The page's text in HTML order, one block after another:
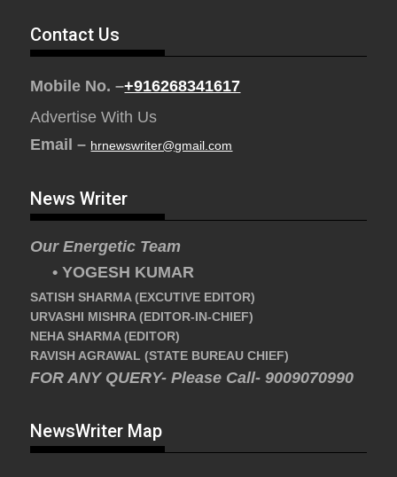
Contact Us
Mobile No. –+916268341617
Advertise With Us
Email – hrnewswriter@gmail.com
News Writer
Our Energetic Team
• YOGESH KUMAR
SATISH SHARMA (EXCUTIVE EDITOR)
URVASHI MISHRA (EDITOR-IN-CHIEF)
NEHA SHARMA (EDITOR)
RAVISH AGRAWAL (STATE BUREAU CHIEF)
FOR ANY QUERY- Please Call- 9009070990
NewsWriter Map